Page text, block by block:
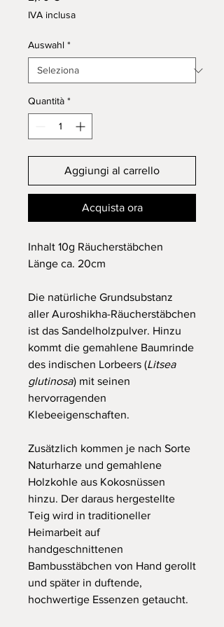
IVA inclusa
Auswahl *
Quantità *
Aggiungi al carrello
Acquista ora
Inhalt 10g Räucherstäbchen
Länge ca. 20cm
Die natürliche Grundsubstanz
aller Auroshikha-Räucherstäbchen
ist das Sandelholzpulver. Hinzu
kommt die gemahlene Baumrinde
des indischen Lorbeers (Litsea
glutinosa) mit seinen
hervorragenden
Klebeeigenschaften.
Zusätzlich kommen je nach Sorte
Naturharze und gemahlene
Holzkohle aus Kokosnüssen
hinzu. Der daraus hergestellte
Teig wird in traditioneller
Heimarbeit auf
handgeschnittenen
Bambusstäbchen von Hand gerollt
und später in duftende,
hochwertige Essenzen getaucht.